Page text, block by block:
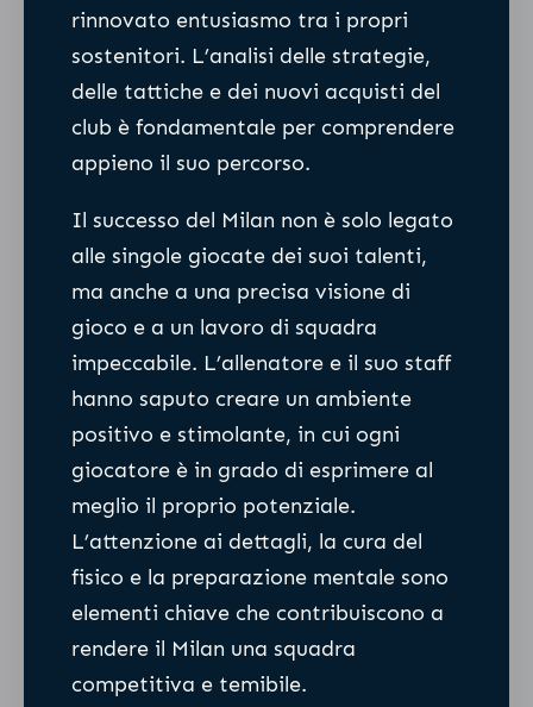
rinnovato entusiasmo tra i propri
sostenitori. L’analisi delle strategie,
delle tattiche e dei nuovi acquisti del
club è fondamentale per comprendere
appieno il suo percorso.
Il successo del Milan non è solo legato
alle singole giocate dei suoi talenti,
ma anche a una precisa visione di
gioco e a un lavoro di squadra
impeccabile. L’allenatore e il suo staff
hanno saputo creare un ambiente
positivo e stimolante, in cui ogni
giocatore è in grado di esprimere al
meglio il proprio potenziale.
L’attenzione ai dettagli, la cura del
fisico e la preparazione mentale sono
elementi chiave che contribuiscono a
rendere il Milan una squadra
competitiva e temibile.